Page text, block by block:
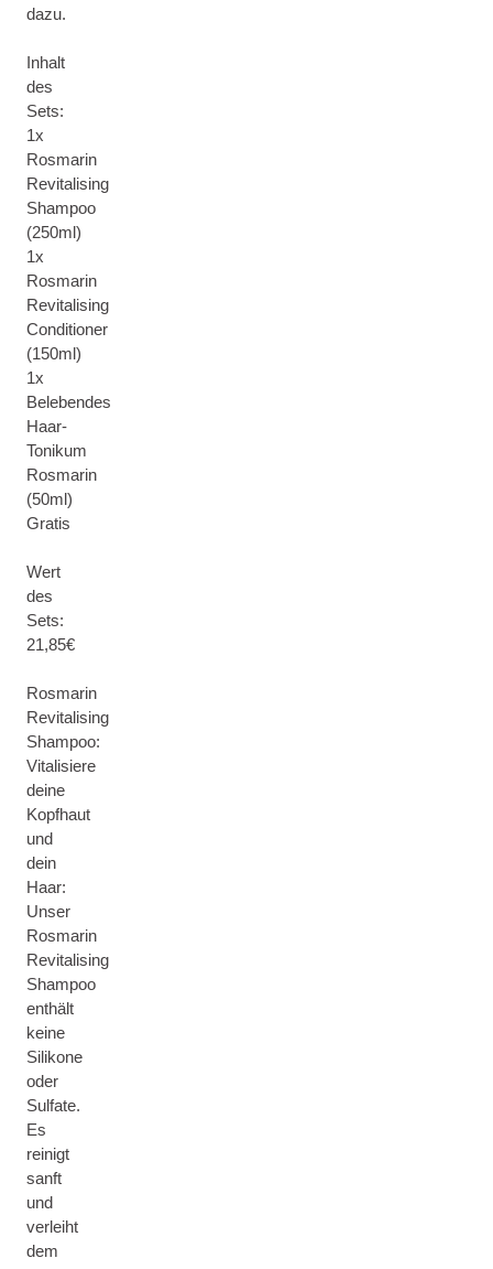
dazu.
Inhalt
des
Sets:
1x
Rosmarin
Revitalising
Shampoo
(250ml)
1x
Rosmarin
Revitalising
Conditioner
(150ml)
1x
Belebendes
Haar-
Tonikum
Rosmarin
(50ml)
Gratis
Wert
des
Sets:
21,85€
Rosmarin
Revitalising
Shampoo:
Vitalisiere
deine
Kopfhaut
und
dein
Haar:
Unser
Rosmarin
Revitalising
Shampoo
enthält
keine
Silikone
oder
Sulfate.
Es
reinigt
sanft
und
verleiht
dem